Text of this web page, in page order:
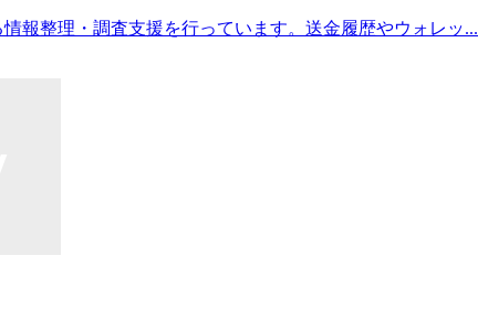
報整理・調査支援を行っています。送金履歴やウォレッ...